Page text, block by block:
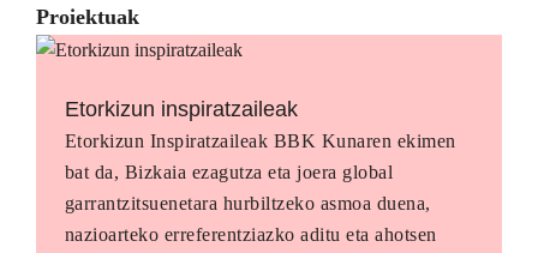
Proiektuak
Etorkizun inspiratzaileak
Etorkizun Inspiratzaileak BBK Kunaren ekimen
bat da, Bizkaia ezagutza eta joera global
garrantzitsuenetara hurbiltzeko asmoa duena,
nazioarteko erreferentziazko aditu eta ahotsen